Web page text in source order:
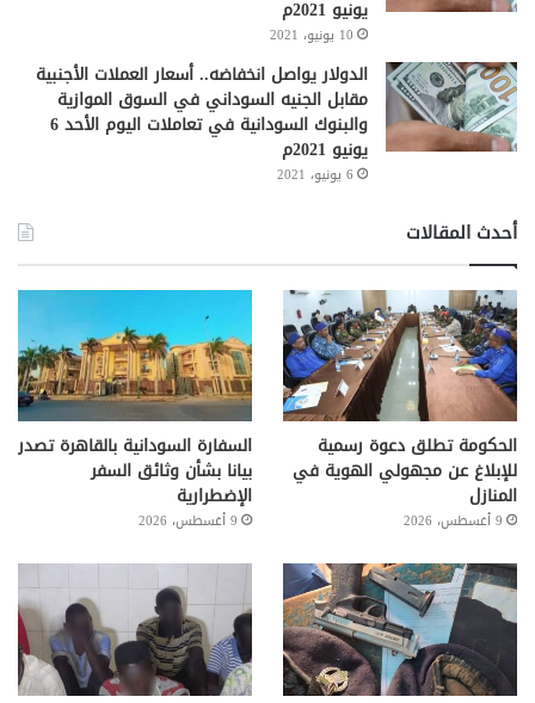
يونيو 2021م
10 يونيو، 2021
الدولار يواصل انخفاضه.. أسعار العملات الأجنبية
مقابل الجنيه السوداني في السوق الموازية
والبنوك السودانية في تعاملات اليوم الأحد 6
يونيو 2021م
6 يونيو، 2021
أحدث المقالات
الحكومة تطلق دعوة رسمية
للإبلاغ عن مجهولي الهوية في
المنازل
9 أغسطس، 2026
السفارة السودانية بالقاهرة تصدر
بيانا بشأن وثائق السفر
الإضطرارية
9 أغسطس، 2026